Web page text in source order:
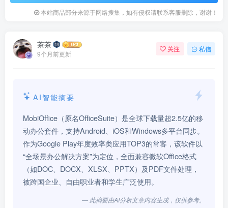
本站商品部分来源于网络搜集，如有侵权请联系客服删除，谢谢！
茶茶
9个月前更新
关注 私信
AI智能摘要
MobiOffice（原名OfficeSuite）是全球下载量超2.5亿的移
动办公套件，支持Android、iOS和Windows多平台同步。
作为Google Play年度效率类应用TOP3的常客，该软件以
“全场景办公解决方案”为定位，全面兼容微软Office格式
（如DOC、DOCX、XLSX、PPTX）及PDF文件处理，
被跨国企业、自由职业者和学生广泛使用。
— 此摘要由AI分析文章内容生成，仅供参考。